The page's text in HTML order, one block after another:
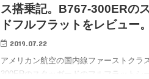
ス搭乗記。B767-300ERの
ドフルフラットをレビュー。
2019.07.22
アメリカン航空の国内線ファーストクラ
300ERのスタッガードのフルフラットシ